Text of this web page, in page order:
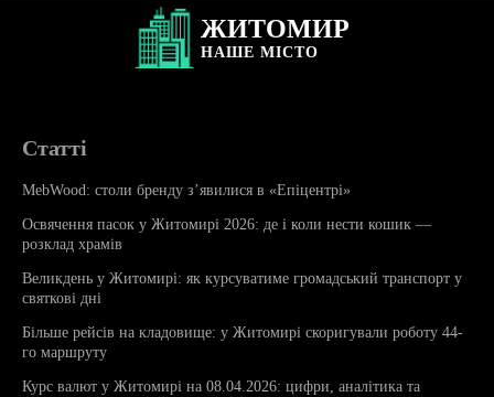
ЖИТОМИР
НАШЕ МІСТО
Статті
MebWood: столи бренду з’явилися в «Епіцентрі»
Освячення пасок у Житомирі 2026: де і коли нести кошик —
розклад храмів
Великдень у Житомирі: як курсуватиме громадський транспорт у
святкові дні
Більше рейсів на кладовище: у Житомирі скоригували роботу 44-
го маршруту
Курс валют у Житомирі на 08.04.2026: цифри, аналітика та